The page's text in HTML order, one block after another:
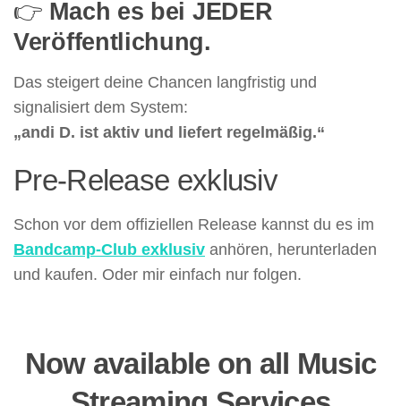
👉 Mach es bei JEDER
Veröffentlichung.
Das steigert deine Chancen langfristig und
signalisiert dem System:
„andi D. ist aktiv und liefert regelmäßig.“
Pre-Release exklusiv
Schon vor dem offiziellen Release kannst du es im
Bandcamp-Club exklusiv anhören, herunterladen
und kaufen. Oder mir einfach nur folgen.
Now available on all Music